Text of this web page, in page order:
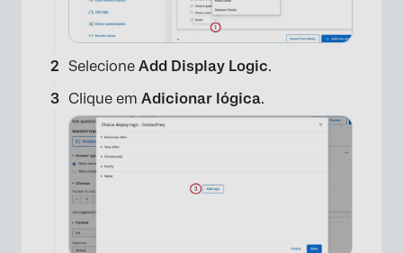
Selecione Add Display Logic.
Clique em Adicionar lógica.